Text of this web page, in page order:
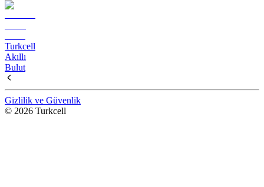
Turkcell
Akıllı
Bulut
Gizlilik ve Güvenlik
© 2026 Turkcell